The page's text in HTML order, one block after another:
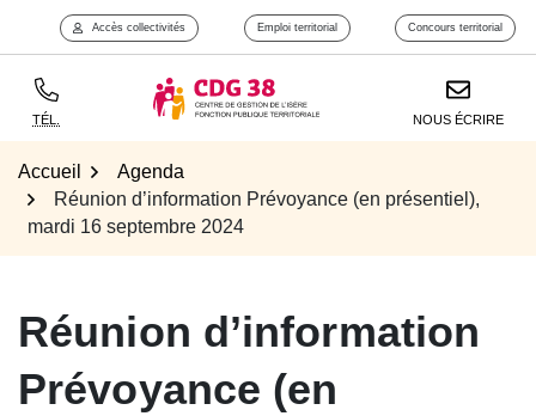
contenu
Aller à l'accueil
Accès collectivités Emploi territorial Concours territorial
TÉL. NOUS ÉCRIRE
Accueil
Agenda
Réunion d’information Prévoyance (en présentiel),
mardi 16 septembre 2024
Réunion d’information
Prévoyance (en